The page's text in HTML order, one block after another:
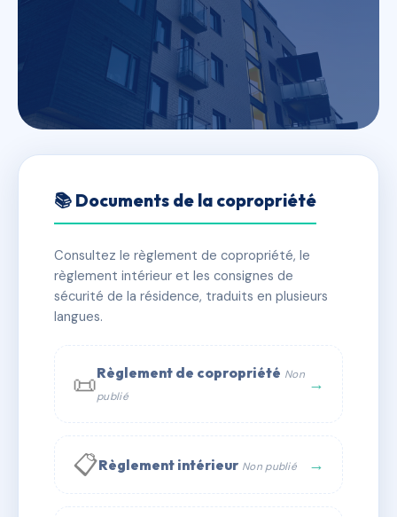
Les Balcons des Lavandous
✓ Immatriculée 🏠 34 lots 🏗 1 bâtiment(s)
📞 Contacter Syndic Digital
📚 Documents de la copropriété
Consultez le règlement de copropriété, le
règlement intérieur et les consignes de
sécurité de la résidence, traduits en plusieurs
langues.
📜Règlement de copropriété Non
publié
→
📋Règlement intérieur Non publié →